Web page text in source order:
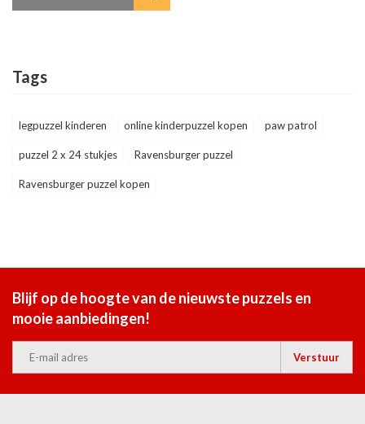
Tags
legpuzzel kinderen online kinderpuzzel kopen paw patrol
puzzel 2 x 24 stukjes Ravensburger puzzel
Ravensburger puzzel kopen
Blijf op de hoogte van de nieuwste puzzels en
mooie aanbiedingen!
Verstuur